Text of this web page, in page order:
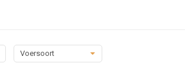
Voersoort